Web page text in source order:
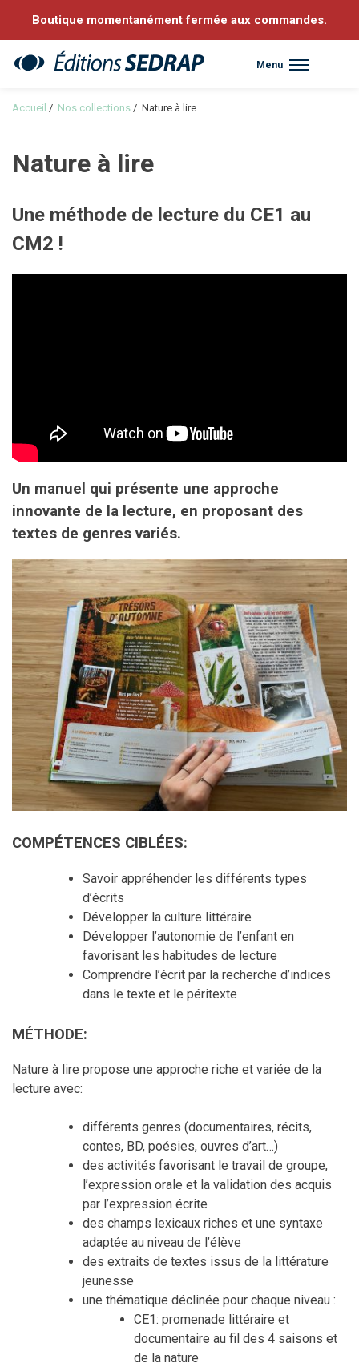
Boutique momentanément fermée aux commandes.
Sedrap
Menu
Accueil / Nos collections / Nature à lire
Nature à lire
Une méthode de lecture du CE1 au
CM2 !
Un manuel qui présente une approche
innovante de la lecture, en proposant des
textes de genres variés.
COMPÉTENCES CIBLÉES:
Savoir appréhender les différents types
d’écrits
Développer la culture littéraire
Développer l’autonomie de l’enfant en
favorisant les habitudes de lecture
Comprendre l’écrit par la recherche d’indices
dans le texte et le péritexte
MÉTHODE:
Nature à lire propose une approche riche et variée de la
lecture avec:
différents genres (documentaires, récits,
contes, BD, poésies, ouvres d’art…)
des activités favorisant le travail de groupe,
l’expression orale et la validation des acquis
par l’expression écrite
des champs lexicaux riches et une syntaxe
adaptée au niveau de l’élève
des extraits de textes issus de la littérature
jeunesse
une thématique déclinée pour chaque niveau :
CE1: promenade littéraire et
documentaire au fil des 4 saisons et
de la nature